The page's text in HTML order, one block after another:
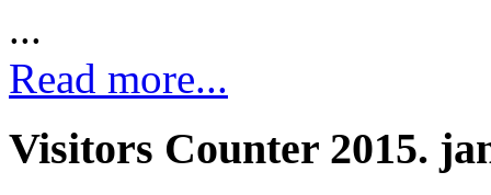
...
Read more...
Visitors Counter 2015.